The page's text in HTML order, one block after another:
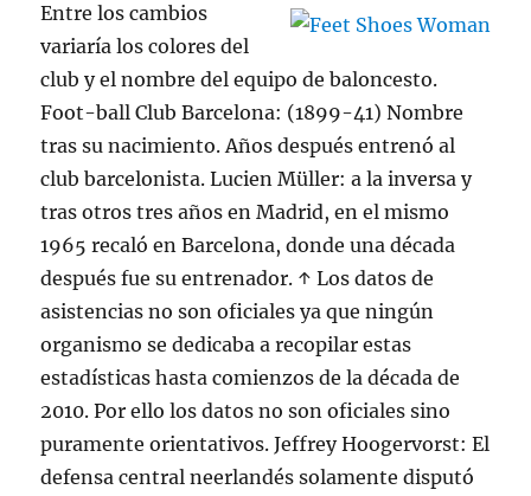
Entre los cambios
variaría los colores del
club y el nombre del equipo de baloncesto.
Foot-ball Club Barcelona: (1899-41) Nombre
tras su nacimiento. Años después entrenó al
club barcelonista. Lucien Müller: a la inversa y
tras otros tres años en Madrid, en el mismo
1965 recaló en Barcelona, donde una década
después fue su entrenador. ↑ Los datos de
asistencias no son oficiales ya que ningún
organismo se dedicaba a recopilar estas
estadísticas hasta comienzos de la década de
2010. Por ello los datos no son oficiales sino
puramente orientativos. Jeffrey Hoogervorst: El
defensa central neerlandés solamente disputó